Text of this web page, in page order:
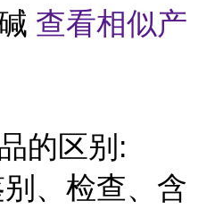
查看相似产
的区别:
、检查、含